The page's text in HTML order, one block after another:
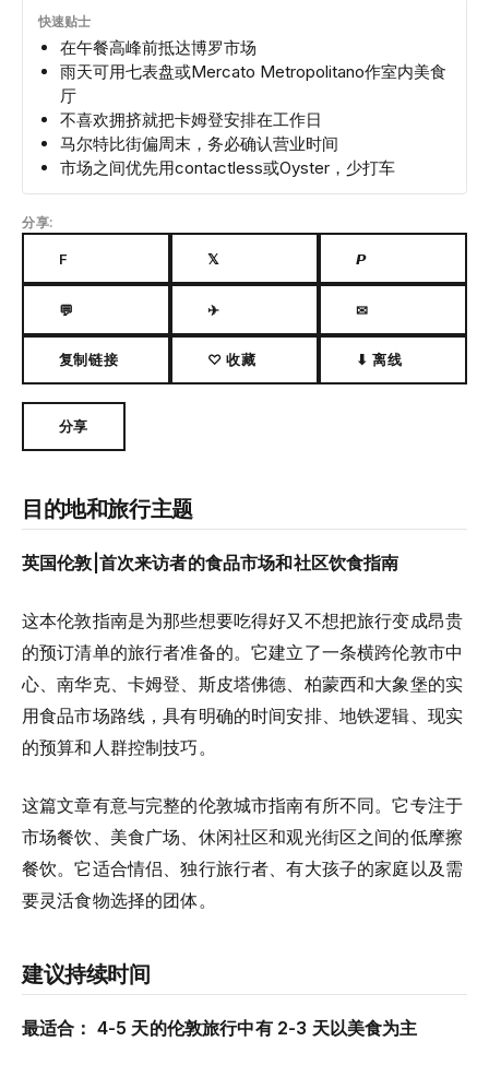
快速贴士
在午餐高峰前抵达博罗市场
雨天可用七表盘或Mercato Metropolitano作室内美食
厅
不喜欢拥挤就把卡姆登安排在工作日
马尔特比街偏周末，务必确认营业时间
市场之间优先用contactless或Oyster，少打车
分享:
F 𝕏 𝙋
💬 ✈ ✉
复制链接 ♡ 收藏 ⬇ 离线
分享
目的地和旅行主题
英国伦敦|首次来访者的食品市场和社区饮食指南
这本伦敦指南是为那些想要吃得好又不想把旅行变成昂贵
的预订清单的旅行者准备的。它建立了一条横跨伦敦市中
心、南华克、卡姆登、斯皮塔佛德、柏蒙西和大象堡的实
用食品市场路线，具有明确的时间安排、地铁逻辑、现实
的预算和人群控制技巧。
这篇文章有意与完整的伦敦城市指南有所不同。它专注于
市场餐饮、美食广场、休闲社区和观光街区之间的低摩擦
餐饮。它适合情侣、独行旅行者、有大孩子的家庭以及需
要灵活食物选择的团体。
建议持续时间
最适合： 4-5 天的伦敦旅行中有 2-3 天以美食为主